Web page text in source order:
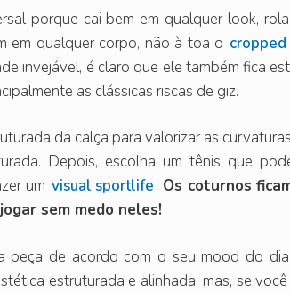
porque cai bem em qualquer look,
em qualquer corpo, não à toa o
invejável, é claro que ele também fica
as clássicas riscas de giz.
da calça para valorizar as
Depois, escolha um tênis que
um visual sportlife. Os coturnos
sem medo neles!
peça de acordo com o seu mood do
estruturada e alinhada, mas, se